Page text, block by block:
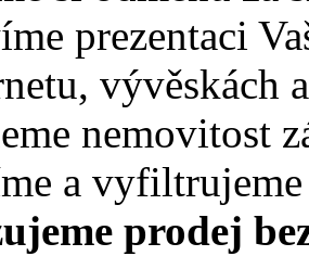
prezentaci
vývěskách
nemovitost
a
prodej